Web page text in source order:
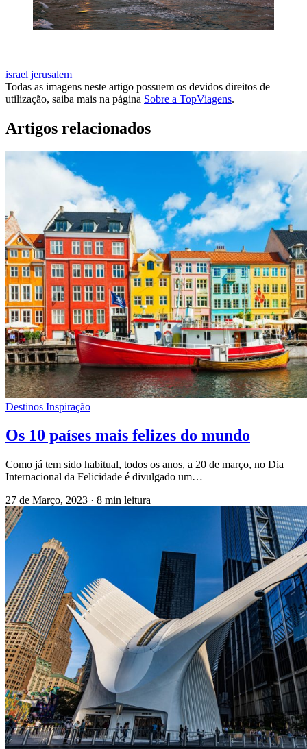
israel jerusalem
Todas as imagens neste artigo possuem os devidos direitos de
utilização, saiba mais na página Sobre a TopViagens.
Artigos relacionados
Destinos Inspiração
Os 10 países mais felizes do mundo
Como já tem sido habitual, todos os anos, a 20 de março, no Dia
Internacional da Felicidade é divulgado um…
27 de Março, 2023 · 8 min leitura